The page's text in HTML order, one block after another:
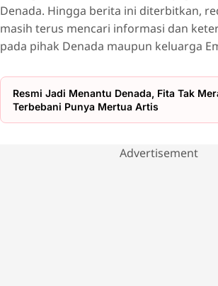
Denada. Hingga berita ini diterbitkan,
masih terus mencari informasi dan
pada pihak Denada maupun keluarga
Resmi Jadi Menantu Denada, Fita Tak
Terbebani Punya Mertua Artis
Advertisement